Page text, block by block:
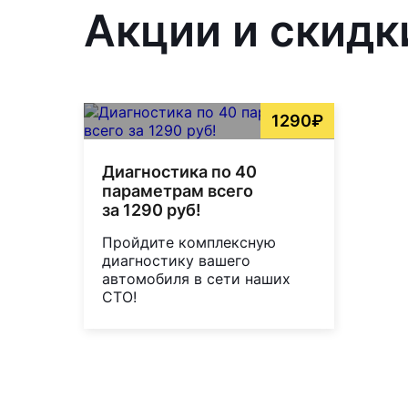
Акции и
1290₽
Диагностика по 40
параметрам всего
за 1290 руб!
Пройдите комплексную
диагностику вашего
автомобиля в сети наших
СТО!